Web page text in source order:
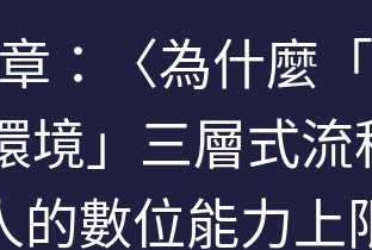
：〈為什麼
」三層式流
的數位能力上